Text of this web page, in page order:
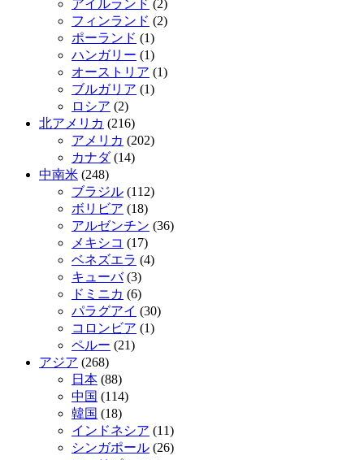
アイルランド (2)
フィンランド (2)
ポーランド (1)
ハンガリー (1)
オーストリア (1)
ブルガリア (1)
ロシア (2)
北アメリカ (216)
アメリカ (202)
カナダ(14)
中南米 (248)
ブラジル (112)
ボリビア (18)
アルゼンチン (36)
メキシコ (17)
ベネズエラ (4)
キューバ(3)
ドミニカ (6)
パラグアイ (30)
コロンビア (1)
ペルー (21)
アジア (268)
日本 (88)
中国 (114)
韓国 (18)
インドネシア (11)
シンガポール (26)